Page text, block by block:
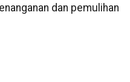
dan pemulihan